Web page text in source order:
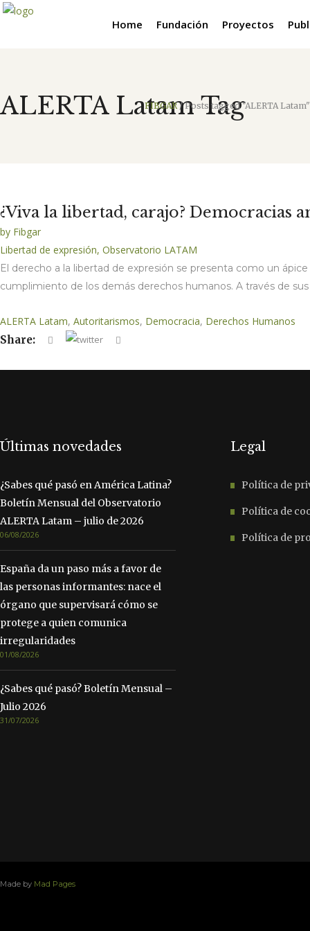
Home Fundación Proyectos
ALERTA Latam Tag
FIBGAR/Posts tagged "ALERTA Latam"
¿Viva la libertad, carajo? Democracias
by Fibgar
Libertad de expresión, Observatorio LATAM
El derecho a la libertad de expresión se presenta como un
cumplimiento de los demás derechos humanos. A través de
ALERTA Latam, Autoritarismos, Democracia, Derechos Humanos
Share:
Últimas novedades
¿Sabes qué pasó en América Latina?
Boletín Mensual del Observatorio
ALERTA Latam – julio de 2026
06/08/2026
España da un paso más a favor de
las personas informantes: nace el
órgano que supervisará cómo se
protege a quien comunica
irregularidades
01/08/2026
¿Sabes qué pasó? Boletín Mensual –
Julio 2026
31/07/2026
Legal
Política de
Política de
Política de
Made by Mad Pages